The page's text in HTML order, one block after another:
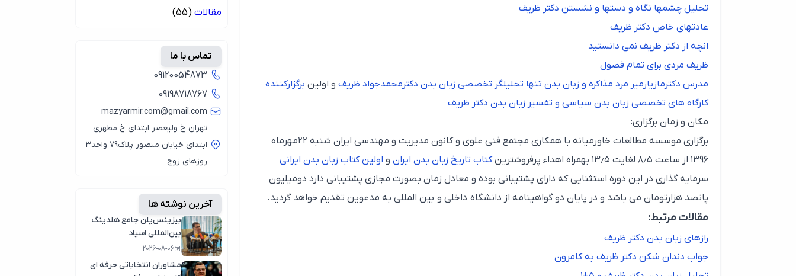
تحلیل چشمها نگاه و دستها و نشستن دکتر ظریف
عادتهای خاص دکتر ظریف
انچه از دکتر ظریف نمی دانستید
ظریف مردی برای تمام فصول
مدرس دکترمازیارمیر مرد مذاکره و زبان بدن تنها تحلیلگر تخصصی زبان بدن دکترمحمدجواد ظریف و اولین برگزارکننده
کارگاه های تخصصی زبان بدن سیاسی و تفسیر زبان بدن دکتر ظریف
مکان و زمان برگزاری:
برگزاری موسسه مطالعات خاورمیانه با همکاری مجتمع فنی علوی و کانون مدیریت و مهندسی ایران شنبه ۲۲مهرماه
۱۳۹۶ از ساعت ۸٫۵ لغایت ۱۳٫۵ بهمراه اهداء پرفروشترین
کتاب تاریخ زبان بدن ایران و اولین کتاب زبان بدن ایرانی
سرمایه گذاری در این دوره استثنایی که دارای پشتیبانی بوده و معادل زمان بصورت مجازی پشتیبانی دارد دومیلیون
پانصد هزارتومان می باشد و در پایان دو گواهینامه از دانشگاه داخلی و بین المللی به مدعوین تقدیم خواهد گردید.
مقالات مرتبط:
رازهای زبان بدن دکتر ظریف
جواب دندان شکن دکتر ظریف به کامرون
مقالات (55)
تماس با ما
09120054873
09198718767
mazyarmir.com@gmail.com
تهران خ ولیعصر ابتدای خ مطهری
ابتدای خیابان منصور پلاک79 واحد3
روزهای زوج
آخرین نوشته ها
بیزینس‌پلن جامع هلدینگ
بین‌المللی اسپاد
2026-08-06
مشاوران انتخاباتی حرفه ای